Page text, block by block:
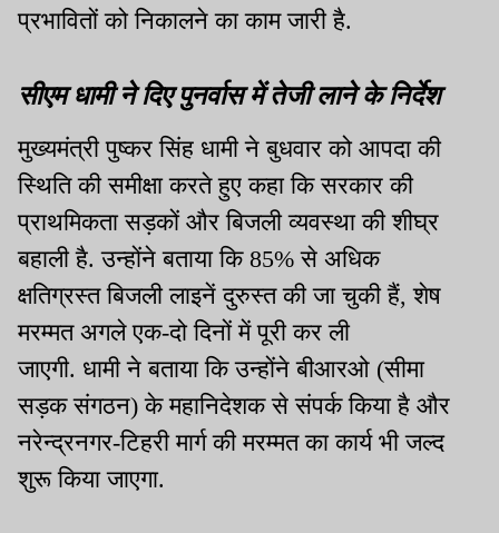
प्रभावितों को निकालने का काम जारी है.
सीएम धामी ने दिए पुनर्वास में तेजी लाने के निर्देश
मुख्यमंत्री पुष्कर सिंह धामी ने बुधवार को आपदा की
स्थिति की समीक्षा करते हुए कहा कि सरकार की
प्राथमिकता सड़कों और बिजली व्यवस्था की शीघ्र
बहाली है. उन्होंने बताया कि 85% से अधिक
क्षतिग्रस्त बिजली लाइनें दुरुस्त की जा चुकी हैं, शेष
मरम्मत अगले एक-दो दिनों में पूरी कर ली
जाएगी. धामी ने बताया कि उन्होंने बीआरओ (सीमा
सड़क संगठन) के महानिदेशक से संपर्क किया है और
नरेन्द्रनगर-टिहरी मार्ग की मरम्मत का कार्य भी जल्द
शुरू किया जाएगा.